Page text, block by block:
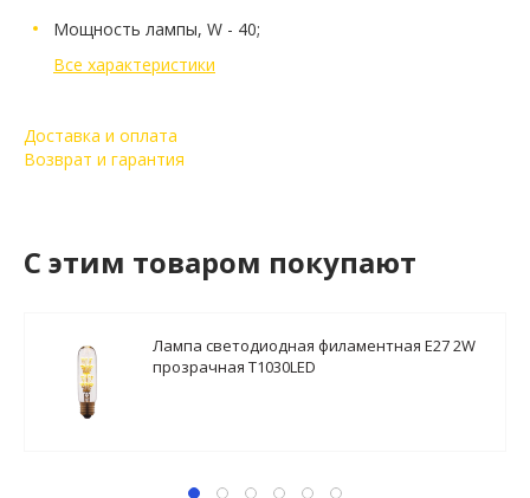
Мощность лампы, W - 40;
Все характеристики
Доставка и оплата
Возврат и гарантия
C этим товаром покупают
Лампа светодиодная филаментная E27 2W
прозрачная T1030LED